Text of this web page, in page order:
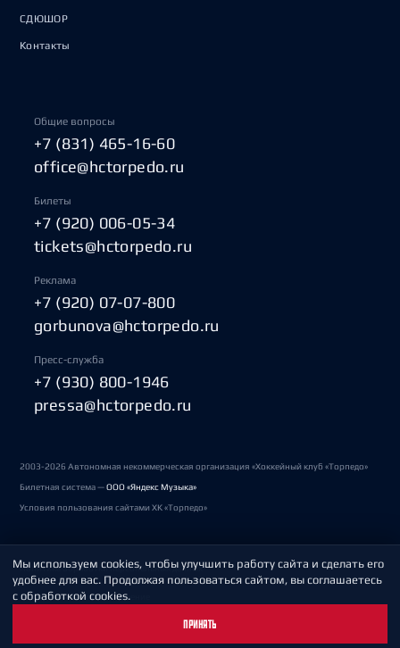
СДЮШОР
Контакты
Общие вопросы
+7 (831) 465-16-60
office@hctorpedo.ru
Билеты
+7 (920) 006-05-34
tickets@hctorpedo.ru
Реклама
+7 (920) 07-07-800
gorbunova@hctorpedo.ru
Пресс-служба
+7 (930) 800-1946
pressa@hctorpedo.ru
2003-2026 Автономная некоммерческая организация «Хоккейный клуб «Торпедо»
Билетная система —ООО «Яндекс Музыка»
Условия пользования сайтами ХК «Торпедо»
Политика обработки персональных данных
Пользовательское соглашение
Мы используем cookies, чтобы улучшить работу сайта и сделать его
удобнее для вас. Продолжая пользоваться сайтом, вы соглашаетесь
с обработкой cookies.
ПРИНЯТЬ